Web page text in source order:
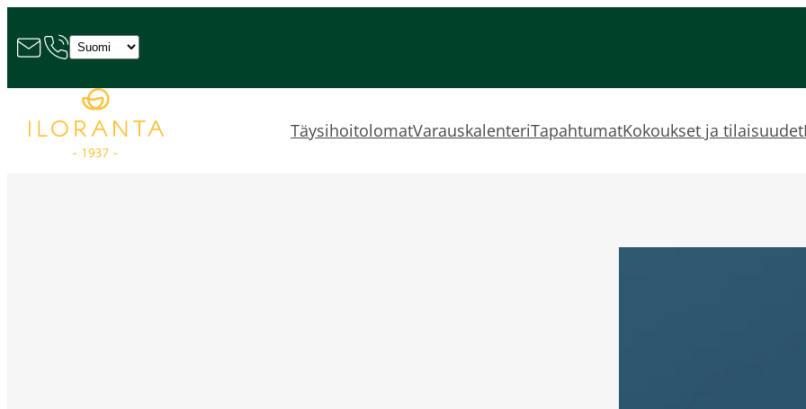
Valitse
TäysihoitolomatVarauskalenteriTapahtumatKokoukset ja tilaisuudet